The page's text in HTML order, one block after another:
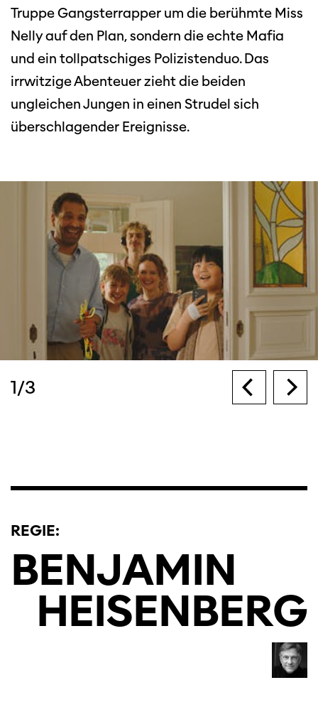
Truppe Gangsterrapper um die berühmte Miss
Nelly auf den Plan, sondern die echte Mafia
und ein tollpatschiges Polizistenduo. Das
irrwitzige Abenteuer zieht die beiden
ungleichen Jungen in einen Strudel sich
überschlagender Ereignisse.
1/3
REGIE:
BENJAMIN
HEISENBERG